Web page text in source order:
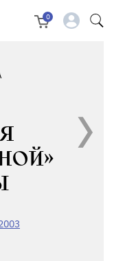
0